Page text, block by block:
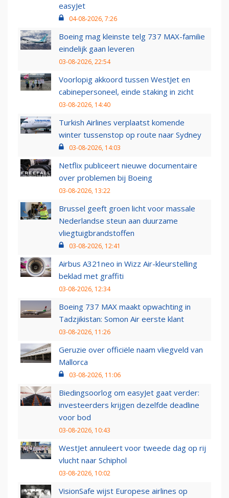
easyJet
04-08-2026, 7:26
Boeing mag kleinste telg 737 MAX-familie
eindelijk gaan leveren
03-08-2026, 22:54
Voorlopig akkoord tussen WestJet en
cabinepersoneel, einde staking in zicht
03-08-2026, 14:40
Turkish Airlines verplaatst komende
winter tussenstop op route naar Sydney
03-08-2026, 14:03
Netflix publiceert nieuwe documentaire
over problemen bij Boeing
03-08-2026, 13:22
Brussel geeft groen licht voor massale
Nederlandse steun aan duurzame
vliegtuigbrandstoffen
03-08-2026, 12:41
Airbus A321neo in Wizz Air-kleurstelling
beklad met graffiti
03-08-2026, 12:34
Boeing 737 MAX maakt opwachting in
Tadzjikistan: Somon Air eerste klant
03-08-2026, 11:26
Geruzie over officiële naam vliegveld van
Mallorca
03-08-2026, 11:06
Biedingsoorlog om easyJet gaat verder:
investeerders krijgen dezelfde deadline
voor bod
03-08-2026, 10:43
WestJet annuleert voor tweede dag op rij
vlucht naar Schiphol
03-08-2026, 10:02
VisionSafe wijst Europese airlines op